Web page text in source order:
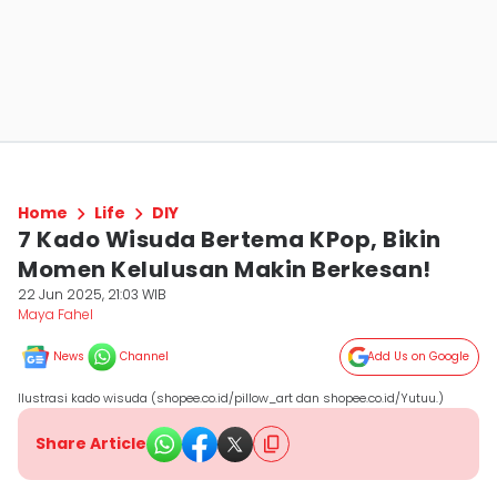
Home Life DIY
7 Kado Wisuda Bertema KPop, Bikin
Momen Kelulusan Makin Berkesan!
22 Jun 2025, 21:03 WIB
Maya Fahel
News Channel Add Us on Google
Ilustrasi kado wisuda (shopee.co.id/pillow_art dan shopee.co.id/Yutuu.)
Share Article